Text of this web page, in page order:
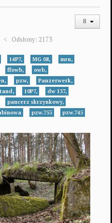
Odsłony: 2173
14P7, MG 08,
mru,
ffowb,
owb,
pzw,
Panzerwerk,
10P7,
dw 137,
pancerz skrzynkowy,
pzw.755
pzw.745